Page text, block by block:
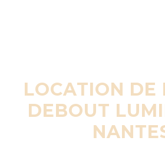
LOCATION DE
DEBOUT